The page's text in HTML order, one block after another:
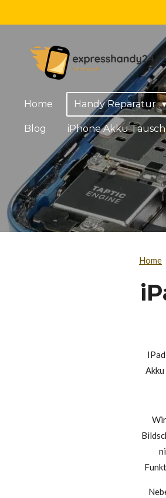
springen
Home Handy Reparatur
Blog iPhone Akku
Home